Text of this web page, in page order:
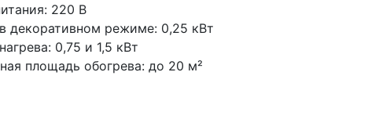
220 В
декоративном режиме: 0,25 кВт
0,75 и 1,5 кВт
площадь обогрева: до 20 м²